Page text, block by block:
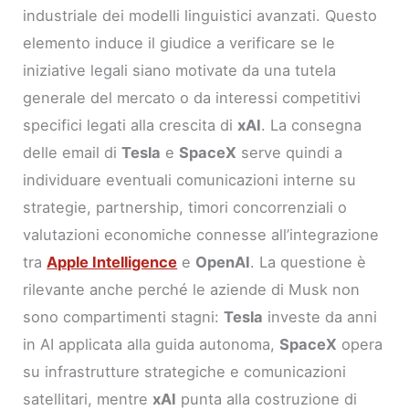
industriale dei modelli linguistici avanzati. Questo
elemento induce il giudice a verificare se le
iniziative legali siano motivate da una tutela
generale del mercato o da interessi competitivi
specifici legati alla crescita dixAI. La consegna
delle email diTesla eSpaceX serve quindi a
individuare eventuali comunicazioni interne su
strategie, partnership, timori concorrenziali o
valutazioni economiche connesse all’integrazione
traApple Intelligence e OpenAI. La questione è
rilevante anche perché le aziende di Musk non
sono compartimenti stagni:Tesla investe da anni
in AI applicata alla guida autonoma,SpaceX opera
su infrastrutture strategiche e comunicazioni
satellitari, mentrexAI punta alla costruzione di